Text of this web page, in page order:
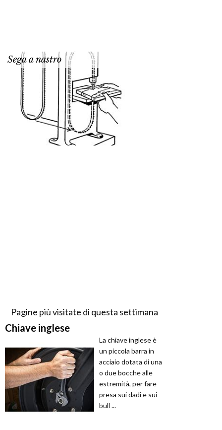
Sega a nastro
Pagine più visitate di questa settimana
Chiave inglese
La chiave inglese è
un piccola barra in
acciaio dotata di una
o due bocche alle
estremità, per fare
presa sui dadi e sui
bull ...